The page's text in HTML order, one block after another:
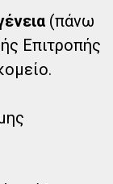
(πάνω
Επιτροπής